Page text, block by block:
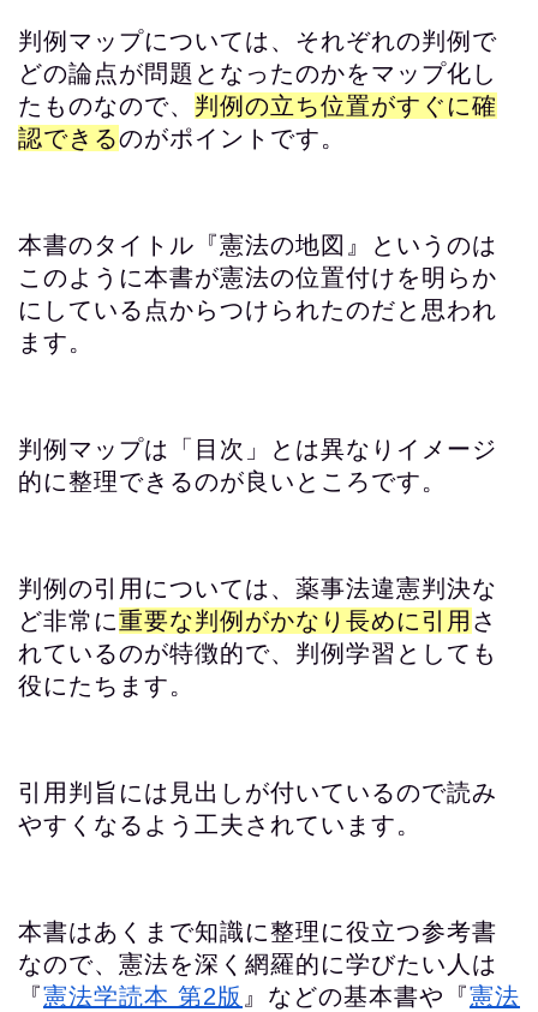
判例マップについては、それぞれの判例で
どの論点が問題となったのかをマップ化し
たものなので、 判例の立ち位置がすぐに確
認できるのがポイントです。
本書のタイトル『憲法の地図』というのは
このように本書が憲法の位置付けを明らか
にしている点からつけられたのだと思われ
ます。
判例マップは「目次」とは異なりイメージ
的に整理できるのが良いところです。
判例の引用については、薬事法違憲判決な
ど非常に重要な判例がかなり長めに引用 さ
れているのが特徴的で、判例学習としても
役にたちます。
引用判旨には見出しが付いているので読み
やすくなるよう工夫されています。
本書はあくまで知識に整理に役立つ参考書
なので、憲法を深く網羅的に学びたい人は
『憲法学読本 第2版 』などの基本書や『憲法